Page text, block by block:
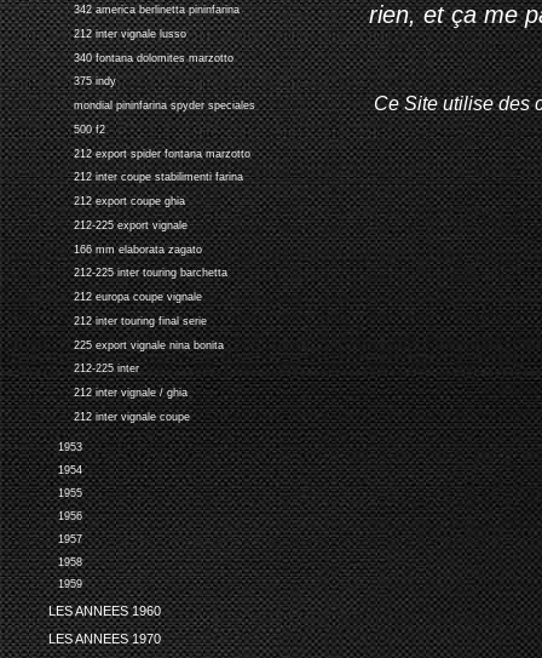
342 america berlinetta pininfarina
212 inter vignale lusso
340 fontana dolomites marzotto
375 indy
mondial pininfarina spyder speciales
500 f2
212 export spider fontana marzotto
212 inter coupe stabilimenti farina
212 export coupe ghia
212-225 export vignale
166 mm elaborata zagato
212-225 inter touring barchetta
212 europa coupe vignale
212 inter touring final serie
225 export vignale nina bonita
212-225 inter
212 inter vignale / ghia
212 inter vignale coupe
1953
1954
1955
1956
1957
1958
1959
LES ANNEES 1960
LES ANNEES 1970
rien, et ça me
Ce Site utilise des